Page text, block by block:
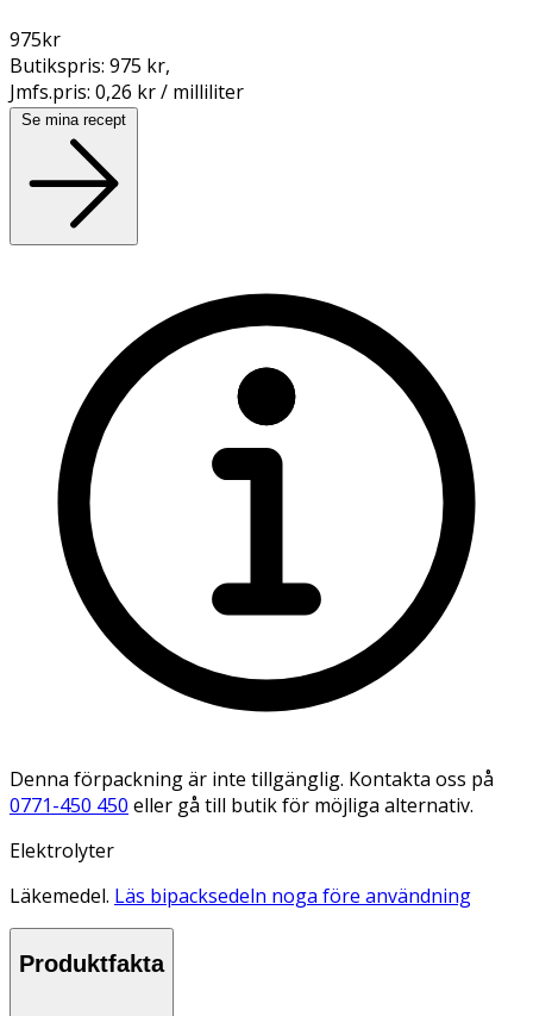
975kr
Butikspris: 975 kr,
Jmfs.pris: 0,26 kr / milliliter
Se mina recept
Denna förpackning är inte tillgänglig. Kontakta oss på
0771-450 450 eller gå till butik för möjliga alternativ.
Elektrolyter
Läkemedel. Läs bipacksedeln noga före användning
Produktfakta